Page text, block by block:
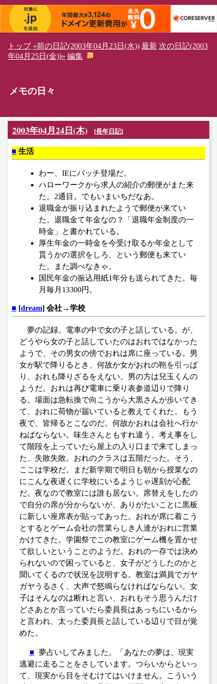
トップ «前の日記(2003年04月23日(水)) 最新 次の日記(2003
年04月25日(金))» 編集
メモの日々
2003年04月24日(木) [長年日記]
■ 生活
わー、IEにパッチ登場だ。
ハローワークから求人の紹介の郵便がまた来
た。2通目。でもいまいちだなあ。
退職金が振り込まれたようで郵便が来てい
た。退職金て年金なの？「退職年金制度の一
時金」と書かれている。
厚生年金の一時金を今受け取るか年金として
貰うかの選択をしろ、という郵便も来てい
た。また調べなきゃ。
国民年金の振込用紙1年分も送られてきた。毎
月毎月13300円。
■ [dream] 会社→学校
夢の記録。電車の中で女の子と話している。が、
どうやら女の子と話していたのはおれではなかった
ようで、その男女の傍でおれは席に座っている。男
女が駅で降りるとき、何故か女がおれの鞄を引っぱ
り、おれも降りざるをえない。男の方は兒玉くんの
ようだ。おれは再び電車に乗り表参道辺りで降り
る。場面は急転換で向こうから大黒さんが歩いてき
て、おれに荷物が届いていると教えてくれた。もう
夜で、皆帰るとこなのだ。何故かおれは会社へ行か
ねばならない。味生さんともすれ違う。考え事をし
て階段を上っていたら屋上の入り口まで来てしまっ
た、失敗失敗。おれのクラスは五階だった。そう、
ここは学校だ。まだ新学期で明日も朝から授業なの
にこんな夜遅くに学校にいるようじゃ遅刻が心配
だ。夜なので教室には誰も居ない。席替えをしたの
で自分の席が分からないが、ありがたいことに黒板
に新しい座席表が貼ってあった。おれが席に着こう
とするとゲーム会社の営業らしき人達がおれに営業
かけてきた。学園祭でこの教室にゲーム機を置かせ
て欲しいということのようだ。おれの一存では決め
られないので困っていると、女子がどうしたのかと
聞いてくるので状況を説明する。教室は満員でガヤ
ガヤうるさく、大声で怒鳴らなければならない。女
子はそんなのは断れと言い、おれもそう思うんだけ
どさあとか言っていたら委員長はあっちにいるから
と言われ、太った委員長と話している辺りで目が覚
めた。
■ 夢占いしてみました。「あなたの夢は、現実
逃避に走ることをさしています。つらいからといっ
て、現実から目をそむけてはいけません。こういう